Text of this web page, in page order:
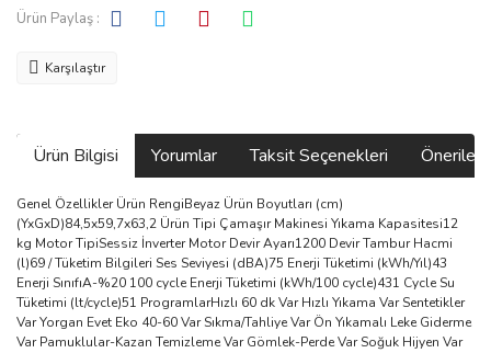
Ürün Paylaş :
Karşılaştır
Ürün Bilgisi Yorumlar Taksit Seçenekleri
Genel Özellikler Ürün RengiBeyaz Ürün Boyutları (cm)
(YxGxD)84,5x59,7x63,2 Ürün Tipi Çamaşır Makinesi Yıkama Kapasitesi12
kg Motor TipiSessiz İnverter Motor Devir Ayarı1200 Devir Tambur Hacmi
(l)69 / Tüketim Bilgileri Ses Seviyesi (dBA)75 Enerji Tüketimi (kWh/Yıl)43
Enerji SınıfıA-%20 100 cycle Enerji Tüketimi (kWh/100 cycle)431 Cycle Su
Tüketimi (lt/cycle)51 ProgramlarHızlı 60 dk Var Hızlı Yıkama Var Sentetikler
Var Yorgan Evet Eko 40-60 Var Sıkma/Tahliye Var Ön Yıkamalı Leke Giderme
Var Pamuklular-Kazan Temizleme Var Gömlek-Perde Var Soğuk Hijyen Var